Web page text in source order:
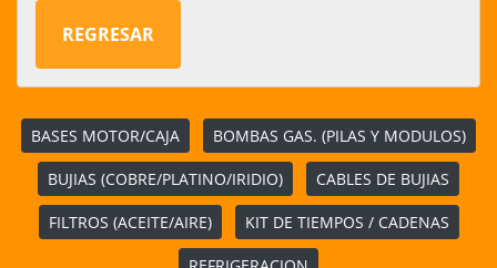
REGRESAR
BASES MOTOR/CAJA BOMBAS GAS. (PILAS Y MODULOS)
BUJIAS (COBRE/PLATINO/IRIDIO) CABLES DE BUJIAS
FILTROS (ACEITE/AIRE) KIT DE TIEMPOS / CADENAS